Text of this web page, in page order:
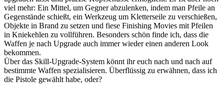
viel mehr: Ein Mittel, um Gegner abzulenken, indem man Pfeile an
Gegenstände schießt, ein Werkzeug um Kletterseile zu verschießen,
Objekte in Brand zu setzen und fiese Finishing Movies mit Pfeilen
in Kniekehlen zu vollführen. Besonders schön finde ich, dass die
Waffen je nach Upgrade auch immer wieder einen anderen Look
bekommen.
Über das Skill-Upgrade-System könnt ihr euch nach und nach auf
bestimmte Waffen spezialisieren. Überflüssig zu erwähnen, dass ich
die Pistole gewählt habe, oder?